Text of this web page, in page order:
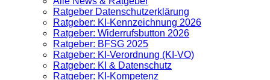
Ratgeber Datenschutzerklärung
Ratgeber: KI-Kennzeichnung 2026
Ratgeber: Widerrufsbutton 2026
Ratgeber: BFSG 2025
Ratgeber: KI-Verordnung (KI-VO)
Ratgeber: KI & Datenschutz
Ratgeber: KI-Kompetenz